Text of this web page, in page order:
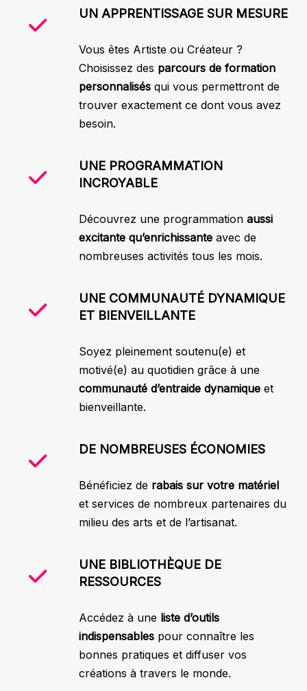
UN APPRENTISSAGE SUR MESURE
Vous êtes Artiste ou Créateur ?
Choisissez des parcours de formation
personnalisés qui vous permettront de
trouver exactement ce dont vous avez
besoin.
UNE PROGRAMMATION
INCROYABLE
Découvrez une programmation aussi
excitante qu’enrichissante avec de
nombreuses activités tous les mois.
UNE COMMUNAUTÉ DYNAMIQUE
ET BIENVEILLANTE
Soyez pleinement soutenu(e) et
motivé(e) au quotidien grâce à une
communauté d’entraide dynamique et
bienveillante.
DE NOMBREUSES ÉCONOMIES
Bénéficiez de rabais sur votre matériel
et services de nombreux partenaires du
milieu des arts et de l’artisanat.
UNE BIBLIOTHÈQUE DE
RESSOURCES
Accédez à une liste d’outils
indispensables pour connaître les
bonnes pratiques et diffuser vos
créations à travers le monde.